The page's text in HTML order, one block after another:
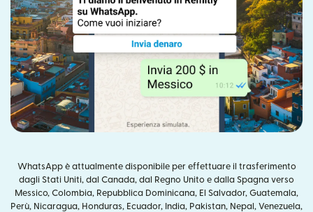
WhatsApp è attualmente disponibile per effettuare il trasferimento
dagli Stati Uniti, dal Canada, dal Regno Unito e dalla Spagna verso
Messico, Colombia, Repubblica Dominicana, El Salvador, Guatemala,
Perù, Nicaragua, Honduras, Ecuador, India, Pakistan, Nepal, Venezuela,